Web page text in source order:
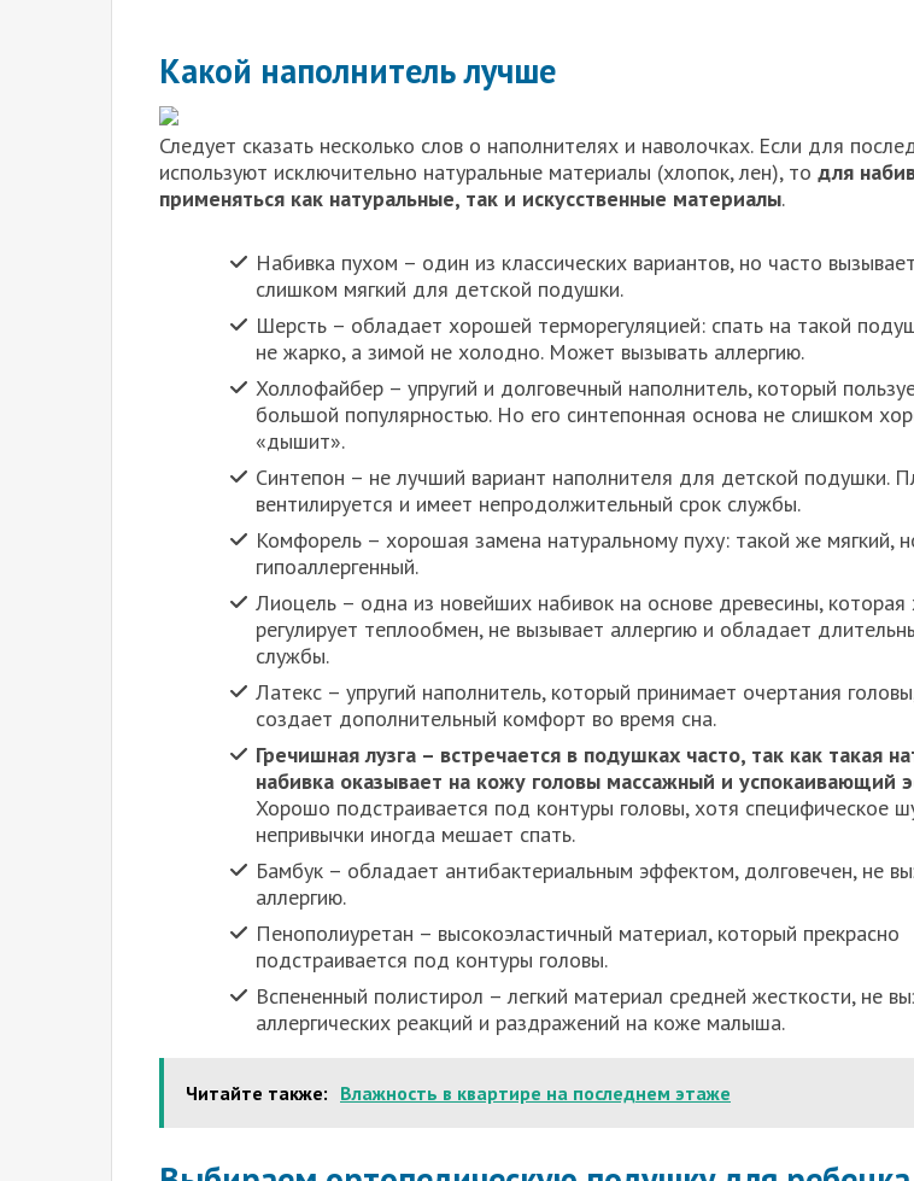
Какой наполнитель лучше
Следует сказать несколько слов о наполнителях и наволочках. Если для
используют исключительно натуральные материалы (хлопок, лен), то для
применяться как натуральные, так и искусственные материалы.
Набивка пухом – один из классических вариантов, но часто
слишком мягкий для детской подушки.
Шерсть – обладает хорошей терморегуляцией: спать на такой
не жарко, а зимой не холодно. Может вызывать аллергию.
Холлофайбер – упругий и долговечный наполнитель, который
большой популярностью. Но его синтепонная основа не слишком
«дышит».
Синтепон – не лучший вариант наполнителя для детской подушки.
вентилируется и имеет непродолжительный срок службы.
Комфорель – хорошая замена натуральному пуху: такой же мягкий,
гипоаллергенный.
Лиоцель – одна из новейших набивок на основе древесины,
регулирует теплообмен, не вызывает аллергию и обладает
службы.
Латекс – упругий наполнитель, который принимает очертания
создает дополнительный комфорт во время сна.
Гречишная лузга – встречается в подушках часто, так как такая
набивка оказывает на кожу головы массажный и успокаивающий
Хорошо подстраивается под контуры головы, хотя специфическое
непривычки иногда мешает спать.
Бамбук – обладает антибактериальным эффектом, долговечен, не
аллергию.
Пенополиуретан – высокоэластичный материал, который прекрасно
подстраивается под контуры головы.
Вспененный полистирол – легкий материал средней жесткости, не
аллергических реакций и раздражений на коже малыша.
Читайте также: Влажность в квартире на последнем этаже